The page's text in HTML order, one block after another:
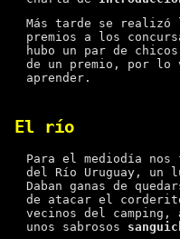
Más tarde se realizó
premios a los
hubo un par de
de un premio, por lo
aprender.
El río
Para el mediodía
del Río Uruguay, un
Daban ganas de
de atacar el
vecinos del camping,
unos sabrosos